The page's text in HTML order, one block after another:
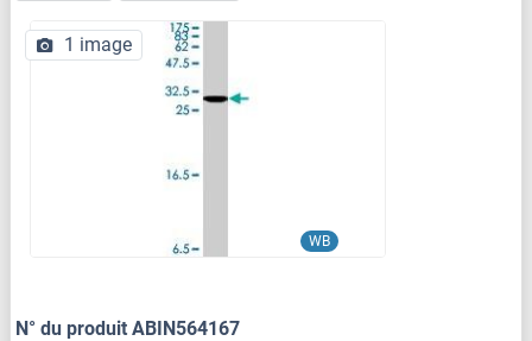
WB
1 image
N° du produit ABIN564167